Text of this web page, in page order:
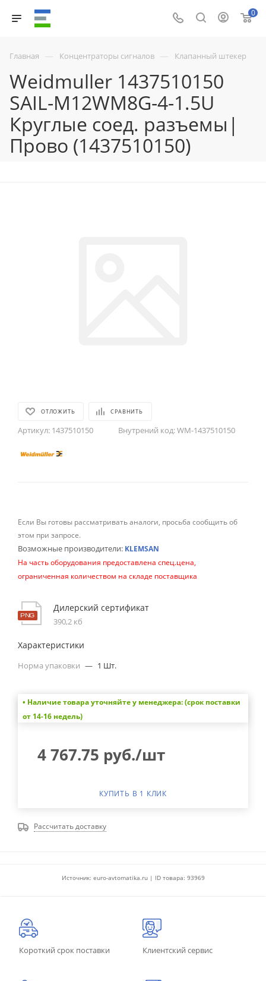
0
Главная — Концентраторы сигналов — Клапанный штекер
Weidmuller 1437510150
SAIL-M12WM8G-4-1.5U
Круглые соед. разъемы|
Прово (1437510150)
ОТЛОЖИТЬ СРАВНИТЬ
Артикул: 1437510150 Внутрений код:WM-1437510150
Если Вы готовы рассматривать аналоги, просьба сообщить об
этом при запросе.
Возможные производители: KLEMSAN
На часть оборудования предоставлена спец.цена,
ограниченная количеством на складе поставщика
Дилерский сертификат
390,2 кб
Характеристики
Норма упаковки — 1 Шт.
• Наличие товара уточняйте у менеджера: (срок поставки
от 14-16 недель)
4 767.75 руб./шт
КУПИТЬ В 1 КЛИК
Рассчитать доставку
Источник: euro-avtomatika.ru | ID товара: 93969
Короткий срок поставки Клиентский сервис